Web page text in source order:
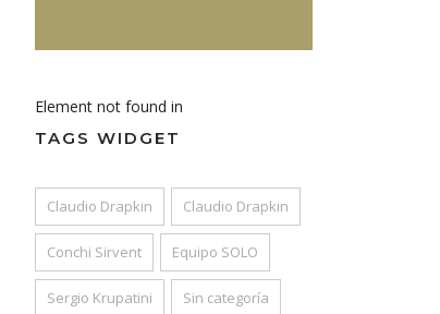
Element not found in
TAGS WIDGET
Claudio Drapkin Claudio Drapkin
Conchi Sirvent Equipo SOLO
Sergio Krupatini Sin categoría